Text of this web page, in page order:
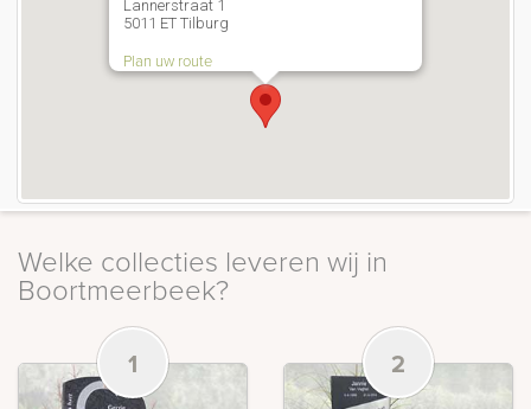
Lannerstraat 1
5011 ET Tilburg
Plan uw route
Welke collecties leveren wij in
Boortmeerbeek?
1 2